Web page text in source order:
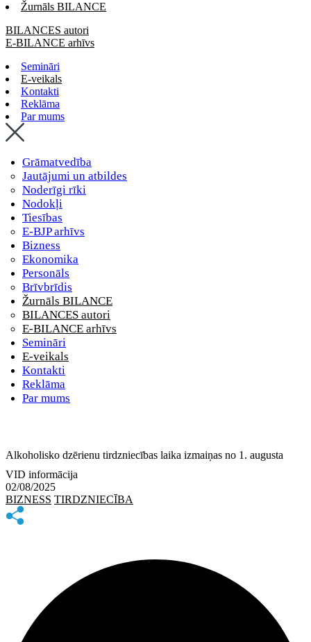
Žurnāls BILANCE
BILANCES autori
E-BILANCE arhīvs
Semināri
E-veikals
Kontakti
Reklāma
Par mums
Grāmatvedība
Jautājumi un atbildes
Noderīgi rīki
Nodokļi
Tiesības
E-BJP arhīvs
Bizness
Ekonomika
Personāls
Brīvbrīdis
Žurnāls BILANCE
BILANCES autori
E-BILANCE arhīvs
Semināri
E-veikals
Kontakti
Reklāma
Par mums
Alkoholisko dzērienu tirdzniecības laika izmaiņas no 1. augusta
VID informācija
02/08/2025
BIZNESS TIRDZNIECĪBA